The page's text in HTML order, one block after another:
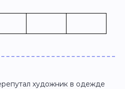
художник в одежде